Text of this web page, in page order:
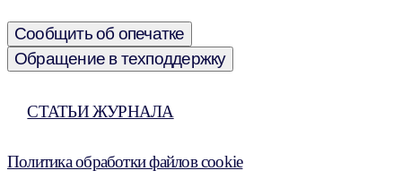
Сообщить об опечатке
Обращение в техподдержку
СТАТЬИ ЖУРНАЛА
Политика обработки файлов cookie